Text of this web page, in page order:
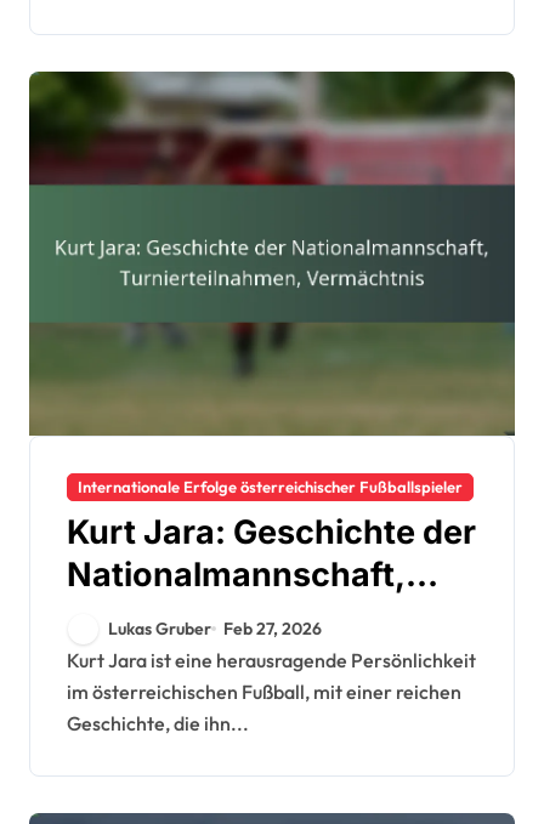
Internationale Erfolge österreichischer Fußballspieler
Kurt Jara: Geschichte der
Nationalmannschaft,
Turnierteilnahmen,
Vermächtnis
Lukas Gruber Feb 27, 2026
Kurt Jara ist eine herausragende Persönlichkeit
im österreichischen Fußball, mit einer reichen
Geschichte, die ihn...